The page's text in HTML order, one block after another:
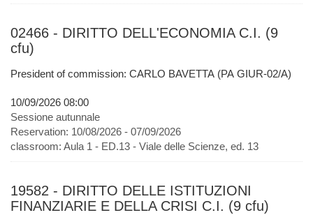
02466 - DIRITTO DELL'ECONOMIA C.I. (9
cfu)
President of commission: CARLO BAVETTA (PA GIUR-02/A)
10/09/2026 08:00
Sessione autunnale
Reservation: 10/08/2026 - 07/09/2026
classroom: Aula 1 - ED.13 - Viale delle Scienze, ed. 13
19582 - DIRITTO DELLE ISTITUZIONI
FINANZIARIE E DELLA CRISI C.I. (9 cfu)